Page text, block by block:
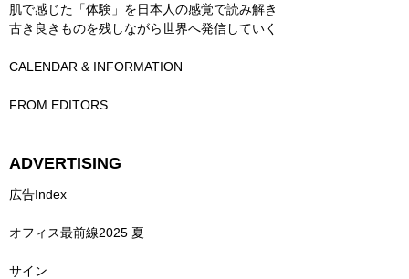
肌で感じた「体験」を日本人の感覚で読み解き
古き良きものを残しながら世界へ発信していく
CALENDAR & INFORMATION
FROM EDITORS
ADVERTISING
広告Index
オフィス最前線2025 夏
サイン